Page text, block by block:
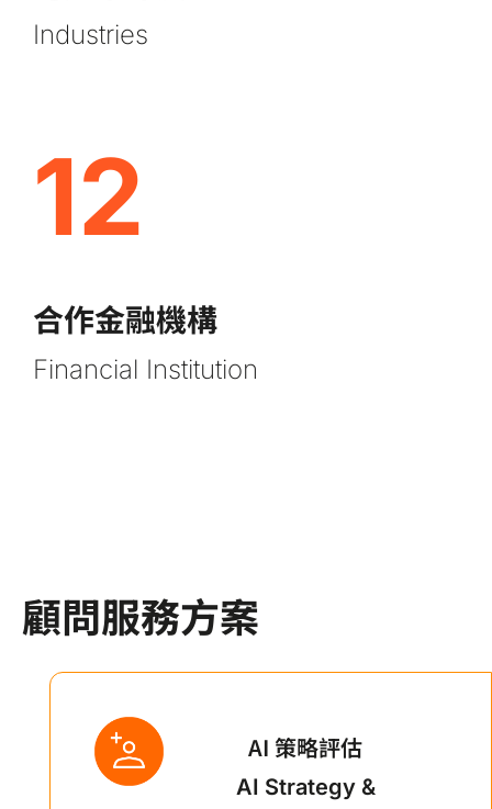
Industries
12
合作金融機構
Financial Institution
顧問服務方案
AI 策略評估
AI Strategy &